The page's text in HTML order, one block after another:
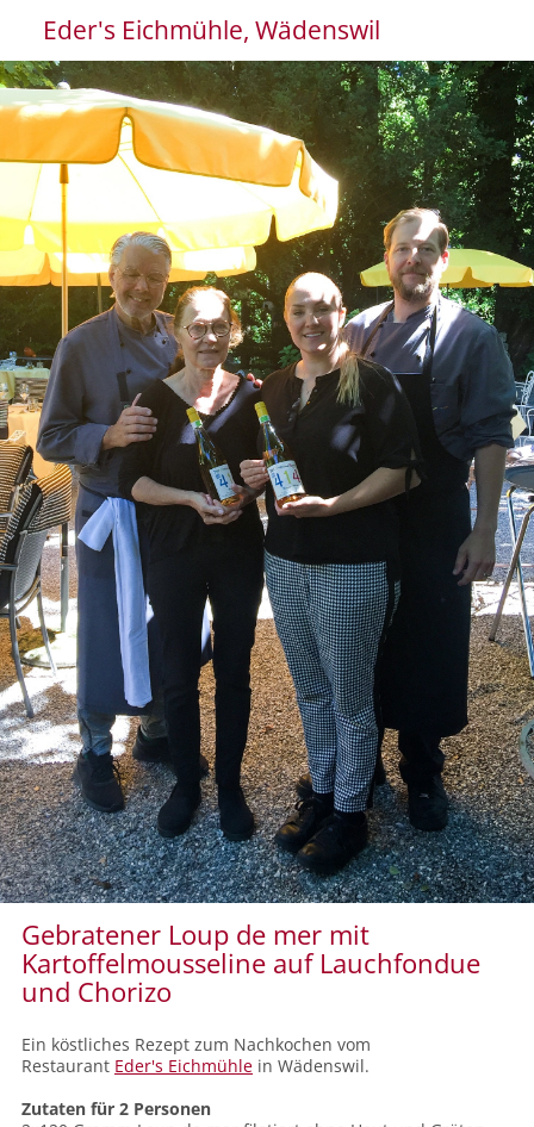
Eder's Eichmühle, Wädenswil
Gebratener Loup de mer mit
Kartoffelmousseline auf Lauchfondue
und Chorizo
Ein köstliches Rezept zum Nachkochen vom
Restaurant Eder's Eichmühle in Wädenswil.
Zutaten für 2 Personen